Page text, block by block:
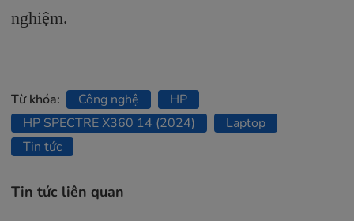
nghiệm.
Từ khóa: Công nghệ
HP
HP SPECTRE X360 14 (2024)
Laptop
Tin tức
Tin tức liên quan